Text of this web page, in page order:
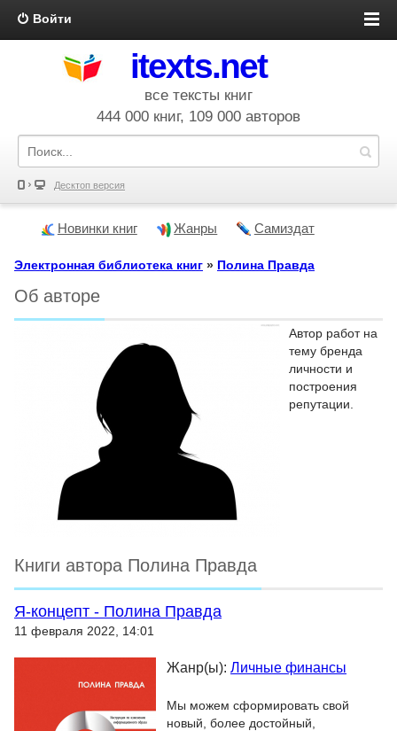
Войти
itexts.net
все тексты книг
444 000 книг, 109 000 авторов
Десктоп версия
Новинки книг Жанры Самиздат
Электронная библиотека книг » Полина Правда
Об авторе
Автор работ на
тему бренда
личности и
построения
репутации.
Книги автора Полина Правда
Я-концепт - Полина Правда
11 февраля 2022, 14:01
Жанр(ы): Личные финансы
Мы можем сформировать свой
новый, более достойный,